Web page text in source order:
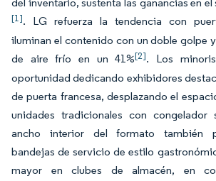
[1]. LG refuerza la tendencia con
iluminan el contenido con un doble golpe
de aire frío en un 41%[2]. Los
oportunidad dedicando exhibidores
de puerta francesa, desplazando el
unidades tradicionales con congelador
ancho interior del formato también
bandejas de servicio de estilo
mayor en clubes de almacén, en